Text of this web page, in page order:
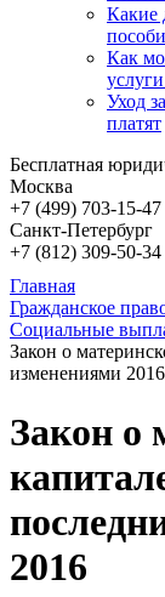
Какие
Как
Уход
платят
Бесплатная
Москва
+7 (499) 703-15-47
Санкт-Петербург
+7 (812) 309-50-34
Главная
Гражданское
Социальные
Закон о
изменениями 2016
Закон о
2016